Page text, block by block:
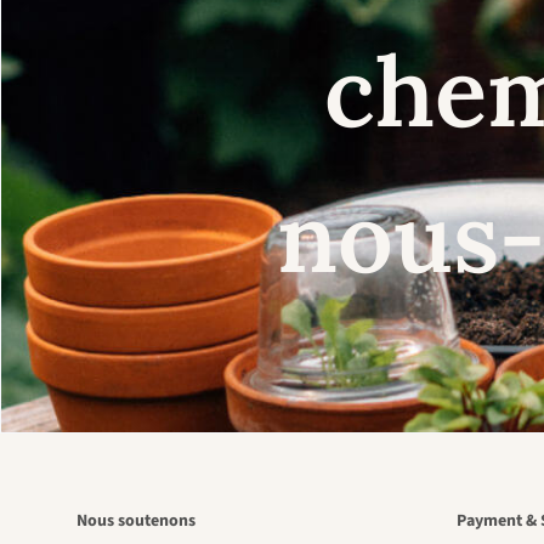
Nous soutenons Payment &